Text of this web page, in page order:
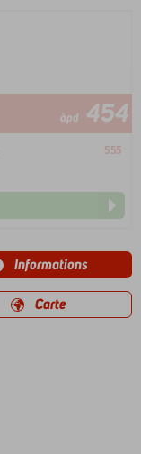
àpd 454
555
Informations
Carte